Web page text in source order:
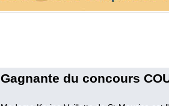
Gagnante du concours